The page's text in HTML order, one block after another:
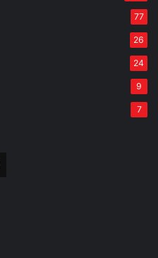
77
26
24
9
7